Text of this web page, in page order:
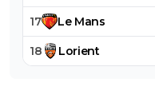
17 Le Mans
18 Lorient